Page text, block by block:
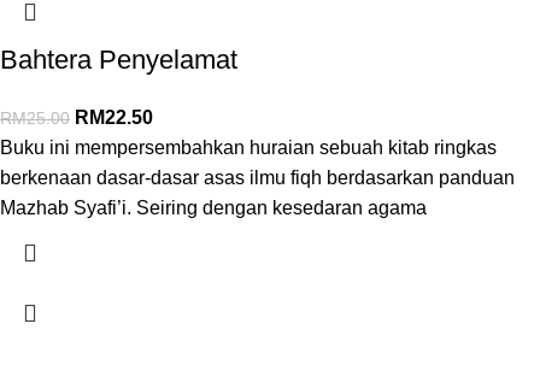
Bahtera Penyelamat
RM25.00 RM22.50
Buku ini mempersembahkan huraian sebuah kitab ringkas
berkenaan dasar-dasar asas ilmu fiqh berdasarkan panduan
Mazhab Syafi’i. Seiring dengan kesedaran agama